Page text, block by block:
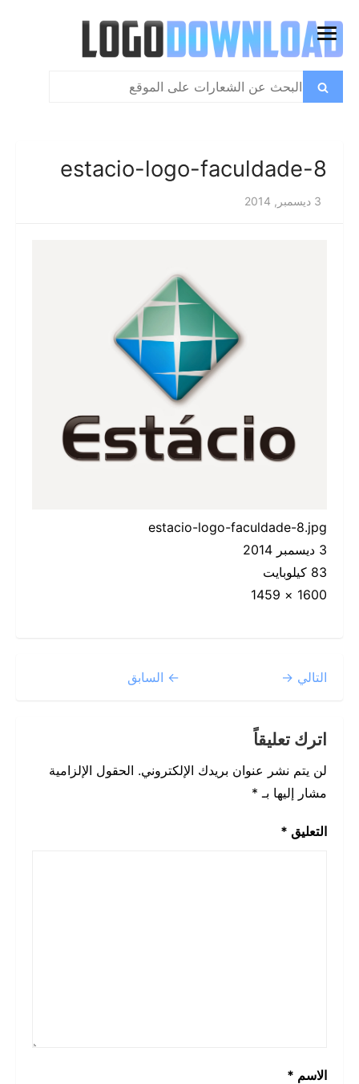
إلى
المحتوى
فتح
بحث
عن:
بحث
estacio-logo-faculdade-8
3 ديسمبر, 2014
estacio-logo-faculdade-8.jpg
3 ديسمبر 2014
83 كيلوبايت
1600 × 1459
← السابق التالي →
اترك تعليقاً
لن يتم نشر عنوان بريدك الإلكتروني. الحقول الإلزامية
مشار إليها بـ *
التعليق *
الاسم *